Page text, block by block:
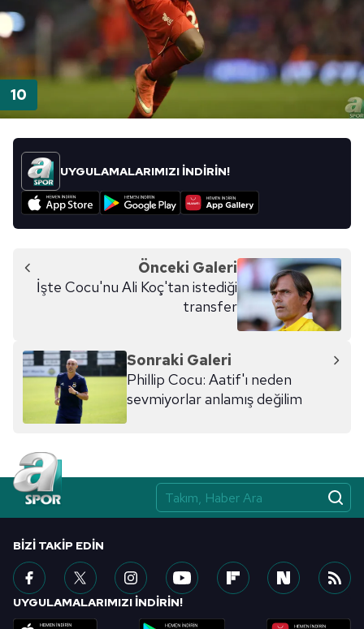
UYGULAMALARIMIZI İNDİRİN!
Önceki Galeri
İşte Cocu'nu Ali Koç'tan istediği
transfer
Sonraki Galeri
Phillip Cocu: Aatif'ı neden
sevmiyorlar anlamış değilim
BIZI TAKIP EDIN
UYGULAMALARIMIZI İNDİRİN!